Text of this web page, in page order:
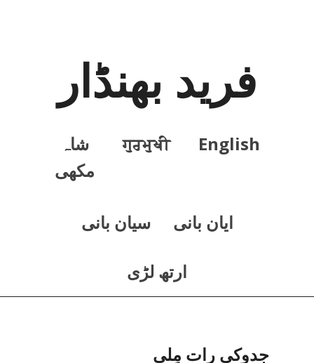
فرید بھنڈار
English
ਗੁਰਮੁਖੀ
شاہ
مکھی
ايان بانی سيان بانی
ارتھ لڑی
جدوکی رات مِلی